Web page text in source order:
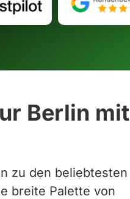
Berlin mit
zu den beliebtesten
breite Palette von